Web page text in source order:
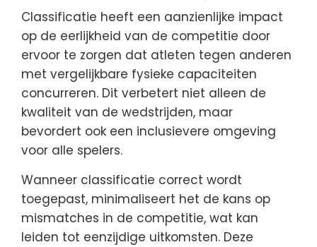
Classificatie heeft een aanzienlijke impact
op de eerlijkheid van de competitie door
ervoor te zorgen dat atleten tegen anderen
met vergelijkbare fysieke capaciteiten
concurreren. Dit verbetert niet alleen de
kwaliteit van de wedstrijden, maar
bevordert ook een inclusievere omgeving
voor alle spelers.
Wanneer classificatie correct wordt
toegepast, minimaliseert het de kans op
mismatches in de competitie, wat kan
leiden tot eenzijdige uitkomsten. Deze